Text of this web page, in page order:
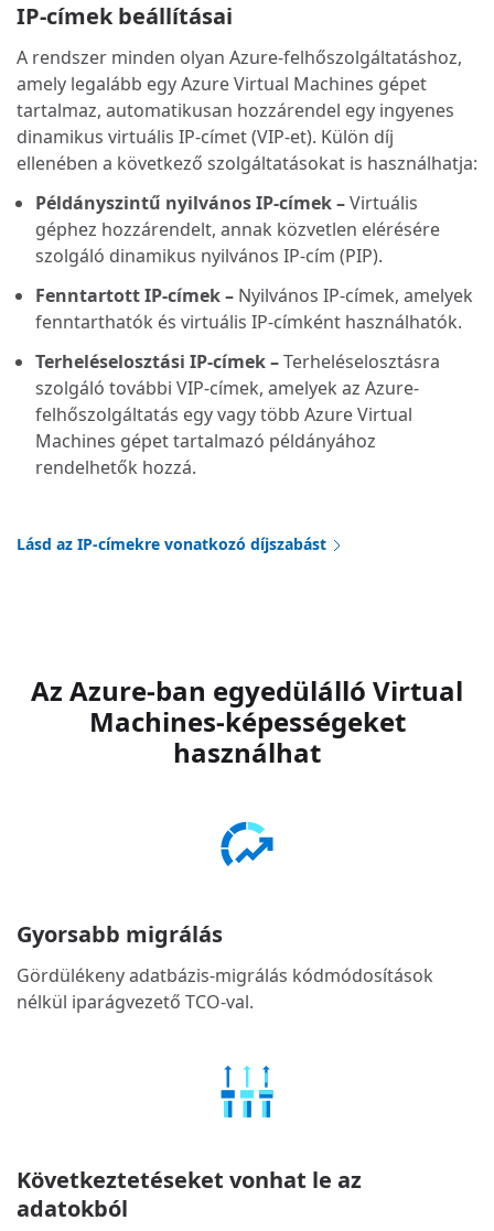
IP-címek beállításai
A rendszer minden olyan Azure-felhőszolgáltatáshoz,
amely legalább egy Azure Virtual Machines gépet
tartalmaz, automatikusan hozzárendel egy ingyenes
dinamikus virtuális IP-címet (VIP-et). Külön díj
ellenében a következő szolgáltatásokat is használhatja:
Példányszintű nyilvános IP-címek –Virtuális
géphez hozzárendelt, annak közvetlen elérésére
szolgáló dinamikus nyilvános IP-cím (PIP).
Fenntartott IP-címek – Nyilvános IP-címek, amelyek
fenntarthatók és virtuális IP-címként használhatók.
Terheléselosztási IP-címek –Terheléselosztásra
szolgáló további VIP-címek, amelyek az Azure-
felhőszolgáltatás egy vagy több Azure Virtual
Machines gépet tartalmazó példányához
rendelhetők hozzá.
Lásd az IP-címekre vonatkozó díjszabást
Az Azure-ban egyedülálló Virtual
Machines-képességeket
használhat
Gyorsabb migrálás
Gördülékeny adatbázis-migrálás kódmódosítások
nélkül iparágvezető TCO-val.
Következtetéseket vonhat le az
adatokból